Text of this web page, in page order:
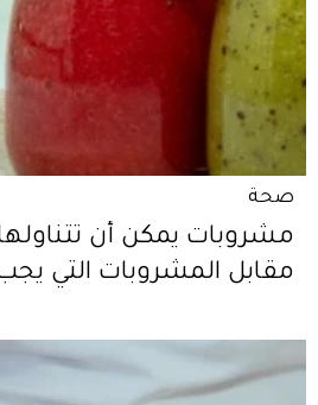
صحة
مشروبات يمكن أن تتناولها
مقابل المشروبات التي